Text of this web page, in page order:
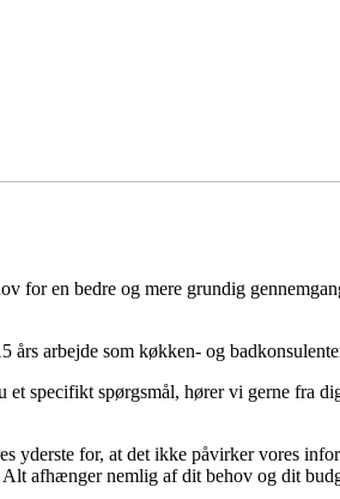
en bedre og mere grundig
års arbejde som køkken- og
specifikt spørgsmål, hører vi gerne fra
yderste for, at det ikke påvirker vores
afhænger nemlig af dit behov og dit